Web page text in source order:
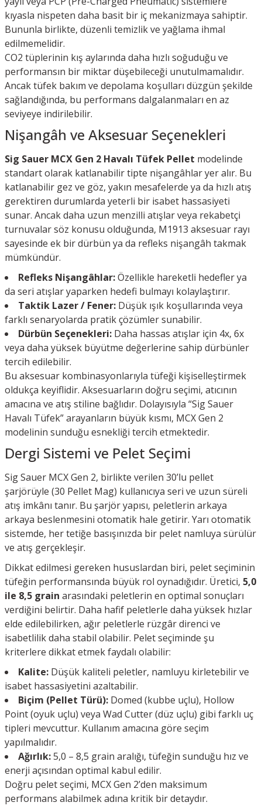
kıyasla nispeten daha basit bir iç mekanizmaya sahiptir.
Bununla birlikte, düzenli temizlik ve yağlama ihmal
edilmemelidir.
CO2 tüplerinin kış aylarında daha hızlı soğuduğu ve
performansın bir miktar düşebileceği unutulmamalıdır.
Ancak tüfek bakım ve depolama koşulları düzgün şekilde
sağlandığında, bu performans dalgalanmaları en az
seviyeye indirilebilir.
Nişangâh ve Aksesuar Seçenekleri
Sig Sauer MCX Gen 2 Havalı Tüfek Pellet modelinde
standart olarak katlanabilir tipte nişangâhlar yer alır. Bu
katlanabilir gez ve göz, yakın mesafelerde ya da hızlı atış
gerektiren durumlarda yeterli bir isabet hassasiyeti
sunar. Ancak daha uzun menzilli atışlar veya rekabetçi
turnuvalar söz konusu olduğunda, M1913 aksesuar rayı
sayesinde ek bir dürbün ya da refleks nişangâh takmak
mümkündür.
Refleks Nişangâhlar:Özellikle hareketli hedefler ya
da seri atışlar yaparken hedefi bulmayı kolaylaştırır.
Taktik Lazer / Fener: Düşük ışık koşullarında veya
farklı senaryolarda pratik çözümler sunabilir.
Dürbün Seçenekleri: Daha hassas atışlar için 4x, 6x
veya daha yüksek büyütme değerlerine sahip dürbünler
tercih edilebilir.
Bu aksesuar kombinasyonlarıyla tüfeği kişiselleştirmek
oldukça keyiflidir. Aksesuarların doğru seçimi, atıcının
amacına ve atış stiline bağlıdır. Dolayısıyla “Sig Sauer
Havalı Tüfek” arayanların büyük kısmı, MCX Gen 2
modelinin sunduğu esnekliği tercih etmektedir.
Dergi Sistemi ve Pelet Seçimi
Sig Sauer MCX Gen 2, birlikte verilen 30’lu pellet
şarjörüyle (30 Pellet Mag) kullanıcıya seri ve uzun süreli
atış imkânı tanır. Bu şarjör yapısı, peletlerin arkaya
arkaya beslenmesini otomatik hale getirir. Yarı otomatik
sistemde, her tetiğe basışınızda bir pelet namluya sürülür
ve atış gerçekleşir.
Dikkat edilmesi gereken hususlardan biri, pelet seçiminin
tüfeğin performansında büyük rol oynadığıdır. Üretici, 5,0
ile 8,5 grain arasındaki peletlerin en optimal sonuçları
verdiğini belirtir. Daha hafif peletlerle daha yüksek hızlar
elde edilebilirken, ağır peletlerle rüzgâr direnci ve
isabetlilik daha stabil olabilir. Pelet seçiminde şu
kriterlere dikkat etmek faydalı olabilir:
Kalite: Düşük kaliteli peletler, namluyu kirletebilir ve
isabet hassasiyetini azaltabilir.
Biçim (Pellet Türü): Domed (kubbe uçlu), Hollow
Point (oyuk uçlu) veya Wad Cutter (düz uçlu) gibi farklı uç
tipleri mevcuttur. Kullanım amacına göre seçim
yapılmalıdır.
Ağırlık:5,0 – 8,5 grain aralığı, tüfeğin sunduğu hız ve
enerji açısından optimal kabul edilir.
Doğru pelet seçimi, MCX Gen 2’den maksimum
performans alabilmek adına kritik bir detaydır.